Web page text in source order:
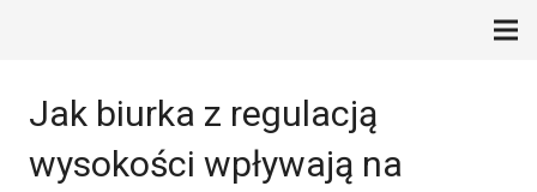
Jak biurka z regulacją
wysokości wpływają na